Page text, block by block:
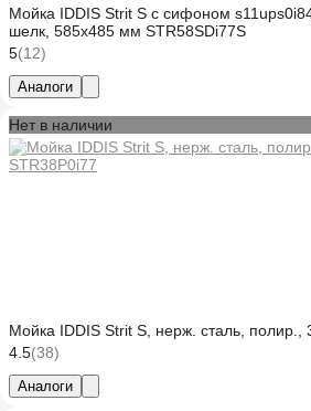
Мойка IDDIS Strit S с сифоном
шелк, 585х485 мм STR58SDi77S
5(12)
Аналоги
Нет в наличии
Мойка IDDIS Strit S, нерж. сталь, полир.,
4.5(38)
Аналоги